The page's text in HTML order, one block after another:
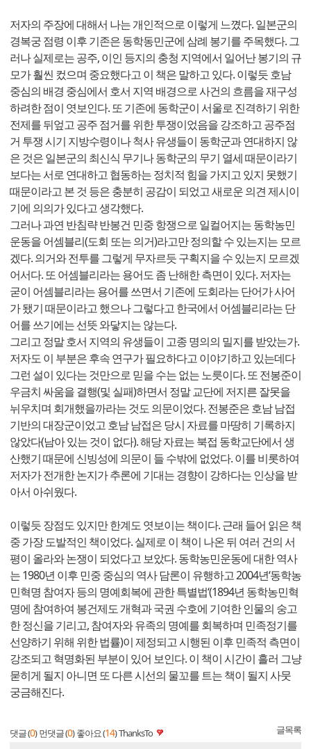
저자의 주장에 대해서 나는 개인적으로 이렇게 느꼈다. 일본군의
경복궁 점령 이후 기존은 동학동민군에 삼례 봉기를 주목했다. 그
러나 실제로는 공주, 이인 등지의 충청 지역에서 일어난 봉기의 규
모가 훨씬 컸으며 중요했다고 이 책은 말하고 있다. 이렇듯 호남
중심의 배경 중심에서 호서 지역 배경으로 사건의 흐름을 재구성
하려한 점이 엿보인다. 또 기존에 동학군이 서울로 진격하기 위한
전제를 뒤엎고 공주 점거를 위한 투쟁이었음을 강조하고 공주점
거 투쟁 시기 지방수령이나 척사 유생들이 동학군과 연대하지 않
은 것은 일본군의 최신식 무기나 동학군의 무기 열세 때문이라기
보다는 서로 연대하고 협동하는 정치적 힘을 가지고 있지 못했기
때문이라고 본 것 등은 충분히 공감이 되었고 새로운 의견 제시이
기에 의의가 있다고 생각했다.
그러나 과연 반침략 반봉건 민중 항쟁으로 일컬어지는 동학농민
운동을 어셈블리(도회 또는 의거)라고만 정의할 수 있는지는 모르
겠다. 의거와 전투를 그렇게 무자르듯 구획지을 수 있는지 모르겠
어서다. 또 어셈블리라는 용어도 좀 난해한 측면이 있다. 저자는
굳이 어셈블리라는 용어를 쓰면서 기존에 도회라는 단어가 사어
가 됐기 때문이라고 했으나 그렇다고 한국에서 어셈블리라는 단
어를 쓰기에는 선뜻 와닿지는 않는다.
그리고 정말 호서 지역의 유생들이 고종 명의의 밀지를 받았는가.
저자도 이 부분은 후속 연구가 필요하다고 이야기하고 있는데다
그런 설이 있다는 것만으로 믿을 수는 없는 노릇이다. 또 전봉준이
우금치 싸움을 결행(및 실패)하면서 정말 교단에 저지른 잘못을
뉘우치며 회개했을까라는 것도 의문이었다. 전봉준은 호남 남접
기반의 대장군이었고 호남 남접은 당시 자료를 마땅히 기록하지
않았다(남아 있는 것이 없다). 해당 자료는 북접 동학교단에서 생
산했기 때문에 신빙성에 의문이 들 수밖에 없었다. 이를 비롯하여
저자가 전개한 논지가 추론에 기대는 경향이 강하다는 인상을 받
아서 아쉬웠다.
이렇듯 장점도 있지만 한계도 엿보이는 책이다. 근래 들어 읽은 책
중 가장 도발적인 책이었다. 실제로 이 책이 나온 뒤 여러 건의 서
평이 올라와 논쟁이 되었다고 보았다. 동학농민운동에 대한 역사
는 1980년 이후 민중 중심의 역사 담론이 유행하고 2004년‘동학농
민혁명 참여자 등의 명예회복에 관한 특별법‘(1894년 동학농민혁
명에 참여하여 봉건제도 개혁과 국권 수호에 기여한 인물의 숭고
한 정신을 기리고, 참여자와 유족의 명예를 회복하며 민족정기를
선양하기 위해 위한 법률)이 제정되고 시행된 이후 민족적 측면이
강조되고 혁명화된 부분이 있어 보인다. 이 책이 시간이 흘러 그냥
묻히게 될지 아니면 또 다른 시선의 물꼬를 트는 책이 될지 사뭇
궁금해진다.
댓글 (0) 먼댓글 (0) 좋아요 (14)ThanksTo 글목록